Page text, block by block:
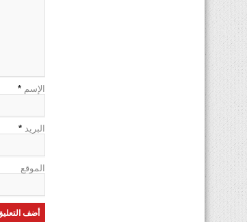
الإسم *
البريد *
الموقع